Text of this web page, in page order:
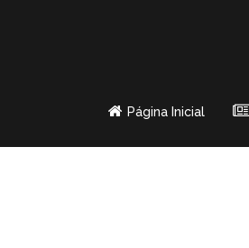
Página Inicial